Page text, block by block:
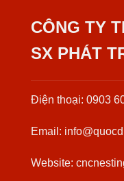
CÔNG TY
SX PHÁT
Điện thoại: 0903
Email:
Website: